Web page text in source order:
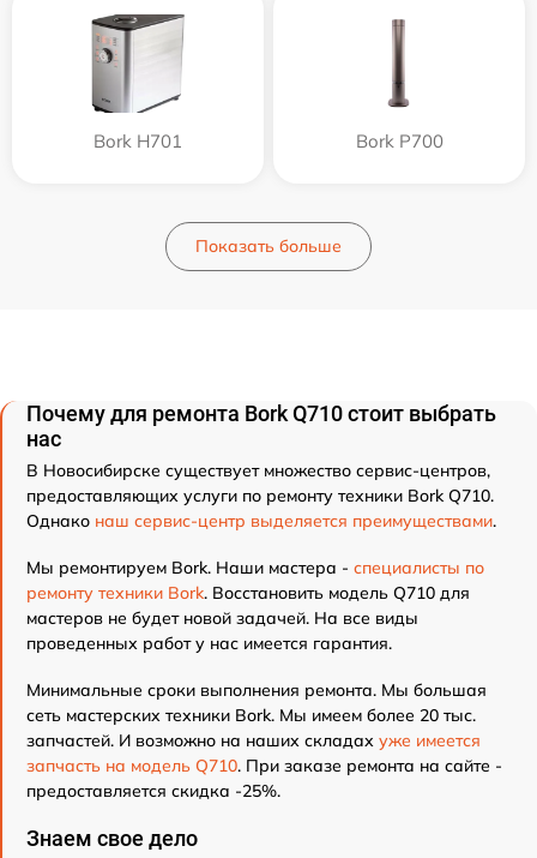
Bork H701 Bork P700
Показать больше
Почему для ремонта Bork Q710 стоит выбрать
нас
В Новосибирске существует множество сервис-центров,
предоставляющих услуги по ремонту техники Bork Q710.
Однако наш сервис-центр выделяется преимуществами.
Мы ремонтируем Bork. Наши мастера - специалисты по
ремонту техники Bork. Восстановить модель Q710 для
мастеров не будет новой задачей. На все виды
проведенных работ у нас имеется гарантия.
Минимальные сроки выполнения ремонта. Мы большая
сеть мастерских техники Bork. Мы имеем более 20 тыс.
запчастей. И возможно на наших складах уже имеется
запчасть на модель Q710. При заказе ремонта на сайте -
предоставляется скидка -25%.
Знаем свое дело